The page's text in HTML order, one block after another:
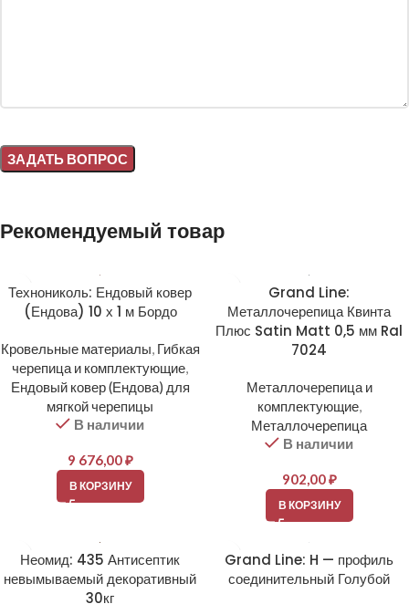
Рекомендуемый товар
Технониколь: Ендовый ковер
(Ендова) 10 х 1 м Бордо
Кровельные материалы, Гибкая
черепица и комплектующие,
Ендовый ковер (Ендова) для
мягкой черепицы
В наличии
9 676,00₽
В КОРЗИНУ
Grand Line:
Металлочерепица Квинта
Плюс Satin Matt 0,5 мм Ral
7024
Металлочерепица и
комплектующие,
Металлочерепица
В наличии
902,00₽
В КОРЗИНУ
Неомид: 435 Антисептик
невымываемый декоративный
30кг
Grand Line: H — профиль
соединительный Голубой